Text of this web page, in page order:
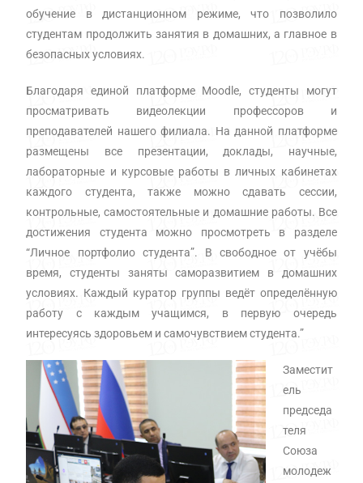
обучение в дистанционном режиме, что позволило
студентам продолжить занятия в домашних, а главное в
безопасных условиях.
Благодаря единой платформе Moodle, студенты могут
просматривать видеолекции профессоров и
преподавателей нашего филиала. На данной платформе
размещены все презентации, доклады, научные,
лабораторные и курсовые работы в личных кабинетах
каждого студента, также можно сдавать сессии,
контрольные, самостоятельные и домашние работы. Все
достижения студента можно просмотреть в разделе
“Личное портфолио студента”. В свободное от учёбы
время, студенты заняты саморазвитием в домашних
условиях. Каждый куратор группы ведёт определённую
работу с каждым учащимся, в первую очередь
интересуясь здоровьем и самочувствием студента.”
Заместит
ель
председа
теля
Союза
молодеж